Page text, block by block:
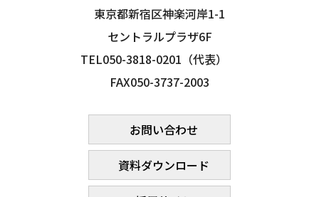
東京都新宿区神楽河岸1-1
セントラルプラザ6F
TEL050-3818-0201（代表）
FAX050-3737-2003
お問い合わせ
資料ダウンロード